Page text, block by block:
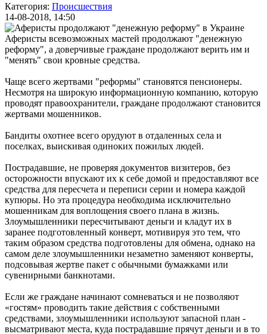
Категория: Происшествия
14-08-2018, 14:50
Аферисты всевозможных мастей продолжают "денежную
реформу", а доверчивые граждане продолжают верить им и
"менять" свои кровные средства.
Чаще всего жертвами "реформы" становятся пенсионеры.
Несмотря на широкую информационную компанию, которую
проводят правоохранители, граждане продолжают становится
жертвами мошенников.
Бандиты охотнее всего орудуют в отдаленных села и
поселках, выискивая одиноких пожилых людей.
Пострадавшие, не проверяя документов визитеров, без
осторожности впускают их к себе домой и предоставляют все
средства для пересчета и переписи серии и номера каждой
купюры. Но эта процедура необходима исключительно
мошенникам для воплощения своего плана в жизнь.
Злоумышленники пересчитывают деньги и кладут их в
заранее подготовленный конверт, мотивируя это тем, что
таким образом средства подготовлены для обмена, однако на
самом деле злоумышленники незаметно заменяют конверты,
подсовывая жертве пакет с обычными бумажками или
сувенирными банкнотами.
Если же граждане начинают сомневаться и не позволяют
«гостям» проводить такие действия с собственными
средствами, злоумышленники используют запасной план -
высматривают места, куда пострадавшие прячут деньги и в то